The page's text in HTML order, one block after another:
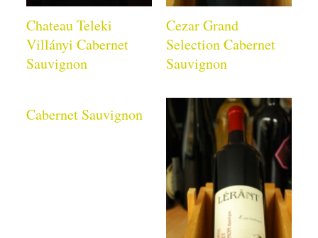
Chateau Teleki
Villányi Cabernet
Sauvignon
Cezar Grand
Selection Cabernet
Sauvignon
Cabernet Sauvignon